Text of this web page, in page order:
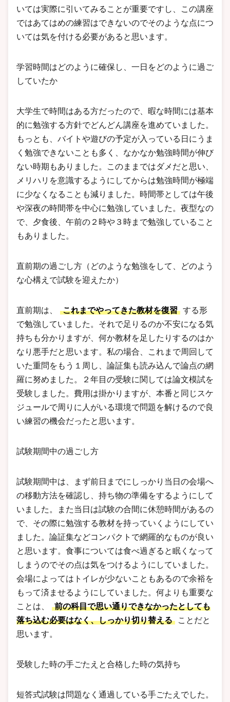
いては実際に引いてみることが重要ですし、この講座
ではあてはめの練習はできないのでそのような点につ
いては気を付ける必要があると思います。
学習時間はどのように確保し、一日をどのように過ご
していたか
大学生で時間はある方だったので、暇な時間には基本
的に勉強する方針でどんどん講座を進めていました。
もっとも、バイトや遊びの予定が入っている日にうま
く勉強できないことも多く、なかなか勉強時間が伸び
ない時期もありました。このままではダメだと思い、
メリハリを意識するようにしてからは勉強時間が極端
に少なくなることも減りました。時間帯としては午後
や深夜の時間帯を中心に勉強していました。夜型なの
で、夕食後、午前の２時や３時まで勉強していること
もありました。
直前期の過ごし方（どのような勉強をして、どのよう
な心構えで試験を迎えたか）
直前期は、 これまでやってきた教材を復習 する形
で勉強していました。それで足りるのか不安になる気
持ちも分かりますが、何か教材を足したりするのはか
なり悪手だと思います。私の場合、これまで周回して
いた重問をもう１周し、論証集も読み込んで論点の網
羅に努めました。２年目の受験に関しては論文模試を
受験しました。費用は掛かりますが、本番と同じスケ
ジュールで周りに人がいる環境で問題を解けるので良
い練習の機会だったと思います。
試験期間中の過ごし方
試験期間中は、まず前日までにしっかり当日の会場へ
の移動方法を確認し、持ち物の準備をするようにして
いました。また当日は試験の合間に休憩時間があるの
で、その際に勉強する教材を持っていくようにしてい
ました。論証集などコンパクトで網羅的なものが良い
と思います。食事については食べ過ぎると眠くなって
しまうのでその点は気をつけるようにしていました。
会場によってはトイレが少ないこともあるので余裕を
もって済ませるようにしていました。何よりも重要な
ことは、
前の科目で思い通りできなかったとしても
落ち込む必要はなく、しっかり切り替える
ことだと
思います。
受験した時の手ごたえと合格した時の気持ち
短答式試験は問題なく通過している手ごたえでした。